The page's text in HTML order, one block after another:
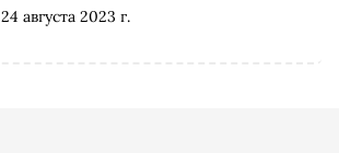
24 августа 2023 г.